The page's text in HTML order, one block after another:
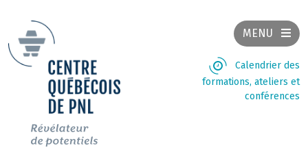
MENU
Calendrier des
formations, ateliers et
conférences